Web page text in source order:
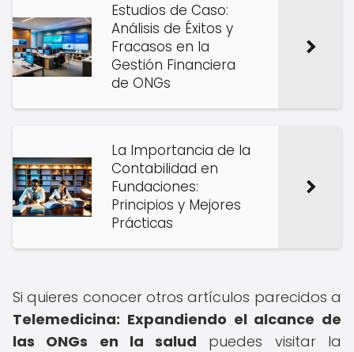
Estudios de Caso:
Análisis de Éxitos y
Fracasos en la
Gestión Financiera
de ONGs
La Importancia de la
Contabilidad en
Fundaciones:
Principios y Mejores
Prácticas
Si quieres conocer otros artículos parecidos a
Telemedicina: Expandiendo el alcance de
las ONGs en la salud puedes visitar la